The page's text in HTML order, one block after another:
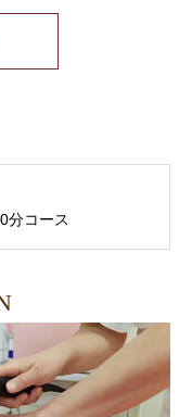
分コース